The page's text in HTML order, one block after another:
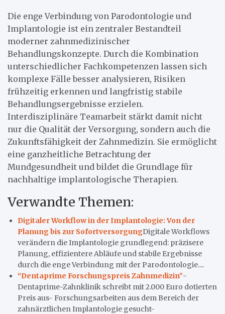
Die enge Verbindung von Parodontologie und
Implantologie ist ein zentraler Bestandteil
moderner zahnmedizinischer
Behandlungskonzepte. Durch die Kombination
unterschiedlicher Fachkompetenzen lassen sich
komplexe Fälle besser analysieren, Risiken
frühzeitig erkennen und langfristig stabile
Behandlungsergebnisse erzielen.
Interdisziplinäre Teamarbeit stärkt damit nicht
nur die Qualität der Versorgung, sondern auch die
Zukunftsfähigkeit der Zahnmedizin. Sie ermöglicht
eine ganzheitliche Betrachtung der
Mundgesundheit und bildet die Grundlage für
nachhaltige implantologische Therapien.
Verwandte Themen:
Digitaler Workflow in der Implantologie: Von der
Planung bis zur SofortversorgungDigitale Workflows
verändern die Implantologie grundlegend: präzisere
Planung, effizientere Abläufe und stabile Ergebnisse
durch die enge Verbindung mit der Parodontologie....
“Dentaprime Forschungspreis Zahnmedizin”-
Dentaprime-Zahnklinik schreibt mit 2.000 Euro dotierten
Preis aus- Forschungsarbeiten aus dem Bereich der
zahnärztlichen Implantologie gesucht-